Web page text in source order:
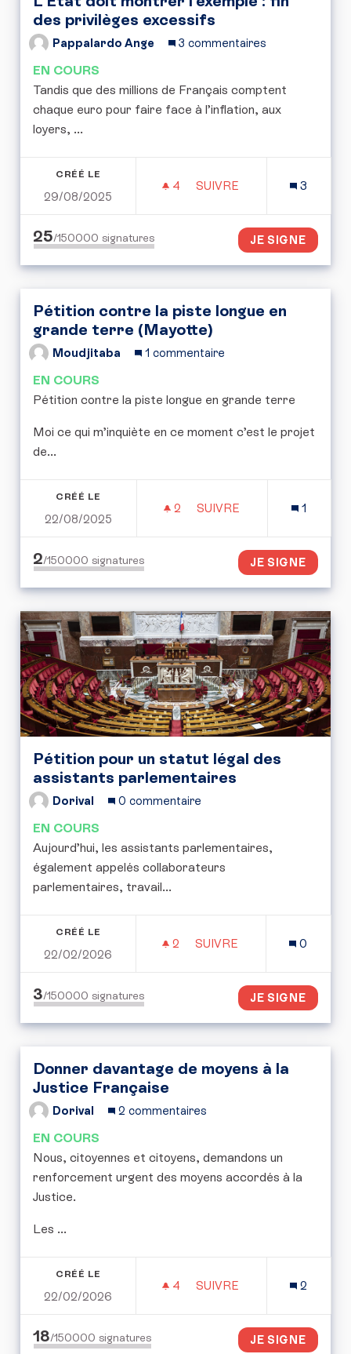
des privilèges excessifs
Pappalardo Ange 3 commentaires
EN COURS
Tandis que des millions de Français comptent
chaque euro pour faire face à l’inflation, aux
loyers, ...
CRÉÉ LE
29/08/2025
4 4 ABONNÉS
SUIVRE
3
25/150000 signatures JE SIGNE
Pétition contre la piste longue en
grande terre (Mayotte)
Moudjitaba 1 commentaire
EN COURS
Pétition contre la piste longue en grande terre
Moi ce qui m’inquiète en ce moment c’est le projet
de...
CRÉÉ LE
22/08/2025
2 2 ABONNÉS
SUIVRE
1
2/150000 signatures JE SIGNE
Pétition pour un statut légal des
assistants parlementaires
Dorival 0 commentaire
EN COURS
Aujourd’hui, les assistants parlementaires,
également appelés collaborateurs
parlementaires, travail...
CRÉÉ LE
22/02/2026
2 2 ABONNÉS
SUIVRE
0
3/150000 signatures JE SIGNE
Donner davantage de moyens à la
Justice Française
Dorival 2 commentaires
EN COURS
Nous, citoyennes et citoyens, demandons un
renforcement urgent des moyens accordés à la
Justice.
Les ...
CRÉÉ LE
22/02/2026
4 4 ABONNÉS
SUIVRE
2
18/150000 signatures JE SIGNE